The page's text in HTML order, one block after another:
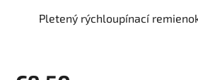
Pletený rýchloupínací